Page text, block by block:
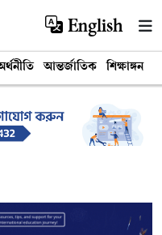
English
আন্তর্জাতিক শিক্ষাঙ্গন